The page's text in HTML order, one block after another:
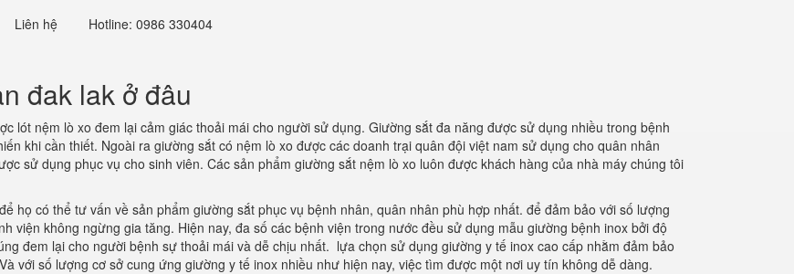
Liên hệ Hotline: 0986 330404
đak lak ở đâu
lót nệm lò xo đem lại cảm giác thoải mái cho người sử dụng. Giường sắt đa năng được sử dụng nhiều trong bệnh
khi cần thiết. Ngoài ra giường sắt có nệm lò xo được các doanh trại quân đội việt nam sử dụng cho quân nhân
sử dụng phục vụ cho sinh viên. Các sản phẩm giường sắt nệm lò xo luôn được khách hàng của nhà máy chúng tôi
họ có thể tư vấn về sản phẩm giường sắt phục vụ bệnh nhân, quân nhân phù hợp nhất. để đảm bảo với số lượng
viện không ngừng gia tăng. Hiện nay, đa số các bệnh viện trong nước đều sử dụng mẫu giường bệnh inox bởi độ
đem lại cho người bệnh sự thoải mái và dễ chịu nhất. lựa chọn sử dụng giường y tế inox cao cấp nhằm đảm bảo
với số lượng cơ sở cung ứng giường y tế inox nhiều như hiện nay, việc tìm được một nơi uy tín không dễ dàng.